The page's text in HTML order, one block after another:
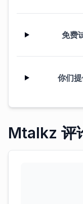
免费
你们
Mtalkz 评